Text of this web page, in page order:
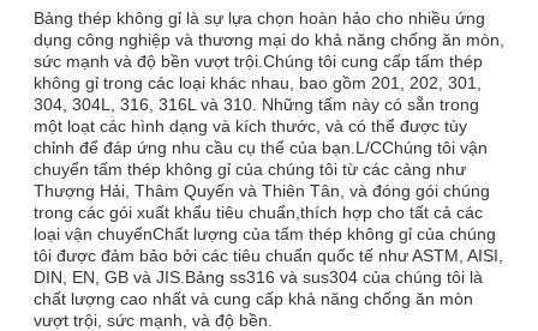
Bảng thép không gỉ là sự lựa chọn hoàn hảo cho nhiều ứng
dụng công nghiệp và thương mại do khả năng chống ăn mòn,
sức mạnh và độ bền vượt trội.Chúng tôi cung cấp tấm thép
không gỉ trong các loại khác nhau, bao gồm 201, 202, 301,
304, 304L, 316, 316L và 310. Những tấm này có sẵn trong
một loạt các hình dạng và kích thước, và có thể được tùy
chỉnh để đáp ứng nhu cầu cụ thể của bạn.L/CChúng tôi vận
chuyển tấm thép không gỉ của chúng tôi từ các cảng như
Thượng Hải, Thâm Quyến và Thiên Tân, và đóng gói chúng
trong các gói xuất khẩu tiêu chuẩn,thích hợp cho tất cả các
loại vận chuyểnChất lượng của tấm thép không gỉ của chúng
tôi được đảm bảo bởi các tiêu chuẩn quốc tế như ASTM, AISI,
DIN, EN, GB và JIS.Bảng ss316 và sus304 của chúng tôi là
chất lượng cao nhất và cung cấp khả năng chống ăn mòn
vượt trội, sức mạnh, và độ bền.